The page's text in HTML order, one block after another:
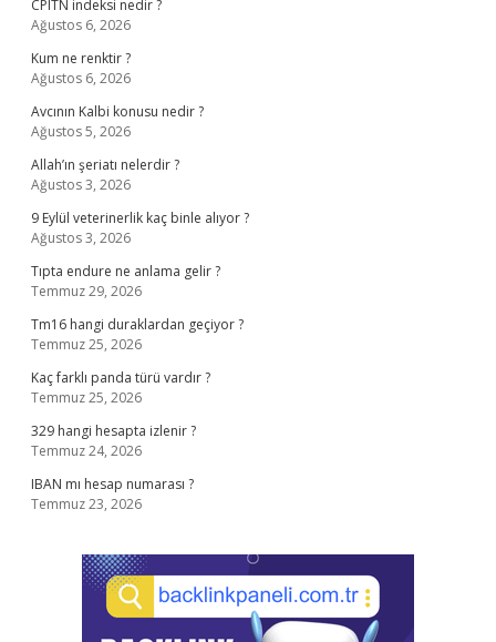
CPITN indeksi nedir ?
Ağustos 6, 2026
Kum ne renktir ?
Ağustos 6, 2026
Avcının Kalbi konusu nedir ?
Ağustos 5, 2026
Allah’ın şeriatı nelerdir ?
Ağustos 3, 2026
9 Eylül veterinerlik kaç binle alıyor ?
Ağustos 3, 2026
Tıpta endure ne anlama gelir ?
Temmuz 29, 2026
Tm16 hangi duraklardan geçiyor ?
Temmuz 25, 2026
Kaç farklı panda türü vardır ?
Temmuz 25, 2026
329 hangi hesapta izlenir ?
Temmuz 24, 2026
IBAN mı hesap numarası ?
Temmuz 23, 2026